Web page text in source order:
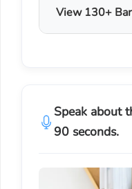
View 130+
Speak about
90 seconds.